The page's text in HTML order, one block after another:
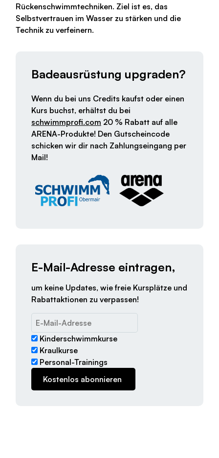
Rückenschwimmtechniken. Ziel ist es, das
Selbstvertrauen im Wasser zu stärken und die
Technik zu verfeinern.
Badeausrüstung upgraden?
Wenn du bei uns Credits kaufst oder einen
Kurs buchst, erhältst du bei
schwimmprofi.com 20 % Rabatt auf alle
ARENA-Produkte! Den Gutscheincode
schicken wir dir nach Zahlungseingang per
Mail!
E-Mail-Adresse eintragen,
um keine Updates, wie freie Kursplätze und
Rabattaktionen zu verpassen!
Kinderschwimmkurse
Kraulkurse
Personal-Trainings